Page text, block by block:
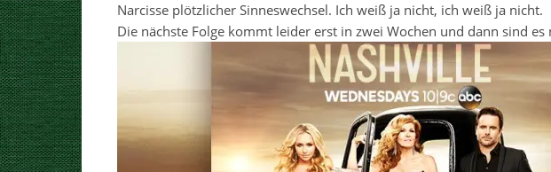
Narcisse plötzlicher Sinneswechsel. Ich weiß ja nicht, ich weiß ja nicht.
Die nächste Folge kommt leider erst in zwei Wochen und dann sind